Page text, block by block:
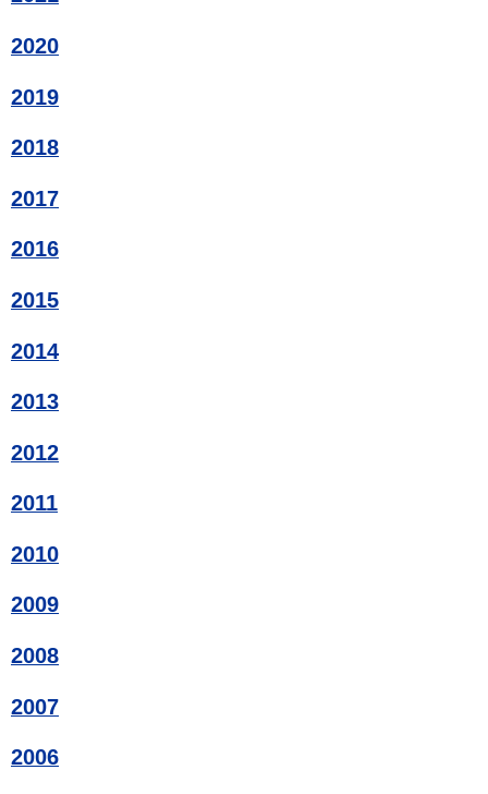
2020
2019
2018
2017
2016
2015
2014
2013
2012
2011
2010
2009
2008
2007
2006